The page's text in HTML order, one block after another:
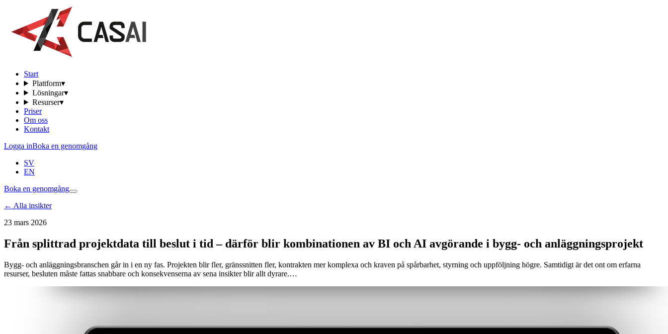
Start
Plattform▾
Lösningar▾
Resurser▾
Priser
Om oss
Kontakt
Logga inBoka en genomgång
SV
EN
Boka en genomgång
← Alla insikter
23 mars 2026
Från splittrad projektdata till beslut i tid – därför blir kombinationen av BI och AI avgörande i bygg- och anläggningsprojekt
Bygg- och anläggningsbranschen går in i en ny fas. Projekten blir fler, gränssnitten fler, kontrakten mer komplexa och kraven på spårbarhet, styrning och uppföljning högre. Samtidigt är det ont om erfarna
resurser, besluten måste fattas snabbare och konsekvenserna av sena insikter blir allt dyrare.…